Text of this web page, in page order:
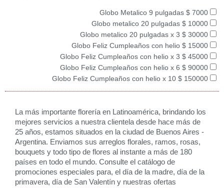
Globo Metalico 9 pulgadas $ 7000
Globo metalico 20 pulgadas $ 10000
Globo metalico 20 pulgadas x 3 $ 30000
Globo Feliz Cumpleaños con helio $ 15000
Globo Feliz Cumpleaños con helio x 3 $ 45000
Globo Feliz Cumpleaños con helio x 6 $ 90000
Globo Feliz Cumpleaños con helio x 10 $ 150000
La más importante florería en Latinoamérica, brindando los
mejores servicios a nuestra clientela desde hace más de
25 años, estamos situados en la ciudad de Buenos Aires -
Argentina. Enviamos sus arreglos florales, ramos, rosas,
bouquets y todo tipo de flores al instante a más de 180
países en todo el mundo. Consulte el catálogo de
promociones especiales para, el día de la madre, día de la
primavera, día de San Valentín y nuestras ofertas